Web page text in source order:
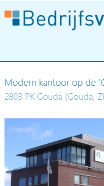
Modern kantoor op de
2803 PK Gouda (Gouda,